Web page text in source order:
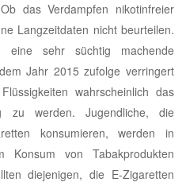
das Verdampfen nikotinfreier
Langzeitdaten nicht beurteilen.
eine sehr süchtig machende
Jahr 2015 zufolge verringert
wahrscheinlich das
zu werden. Jugendliche, die
konsumieren, werden in
von Tabakprodukten
diejenigen, die E-Zigaretten